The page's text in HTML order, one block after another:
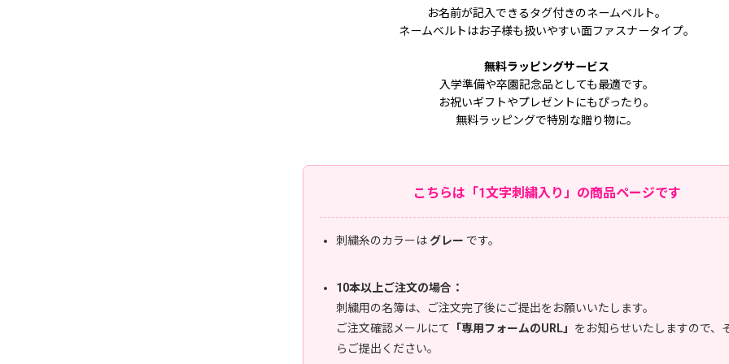
お名前が記入できるタグ付きのネームベルト。
ネームベルトはお子様も扱いやすい面ファスナータイプ。
無料ラッピングサービス
入学準備や卒園記念品としても最適です。
お祝いギフトやプレゼントにもぴったり。
無料ラッピングで特別な贈り物に。
こちらは「1文字刺繍入り」の商品ページです
刺繍糸のカラーはグレー です。
10本以上ご注文の場合：
刺繍用の名簿は、ご注文完了後にご提出をお願いいたします。
ご注文確認メールにて
「専用フォームのURL」 をお知らせいたしますので、
らご提出ください。